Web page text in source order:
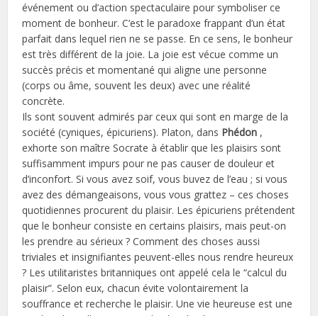
événement ou d’action spectaculaire pour symboliser ce
moment de bonheur. C’est le paradoxe frappant d’un état
parfait dans lequel rien ne se passe. En ce sens, le bonheur
est très différent de la joie. La joie est vécue comme un
succès précis et momentané qui aligne une personne
(corps ou âme, souvent les deux) avec une réalité
concrète.
Ils sont souvent admirés par ceux qui sont en marge de la
société (cyniques, épicuriens). Platon, dans Phédon ,
exhorte son maître Socrate à établir que les plaisirs sont
suffisamment impurs pour ne pas causer de douleur et
d’inconfort. Si vous avez soif, vous buvez de l’eau ; si vous
avez des démangeaisons, vous vous grattez – ces choses
quotidiennes procurent du plaisir. Les épicuriens prétendent
que le bonheur consiste en certains plaisirs, mais peut-on
les prendre au sérieux ? Comment des choses aussi
triviales et insignifiantes peuvent-elles nous rendre heureux
? Les utilitaristes britanniques ont appelé cela le “calcul du
plaisir”. Selon eux, chacun évite volontairement la
souffrance et recherche le plaisir. Une vie heureuse est une